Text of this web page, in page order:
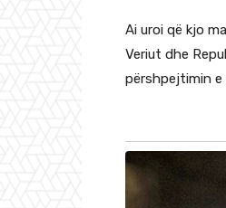
Ai uroi që kjo
Veriut dhe
përshpejtimin e